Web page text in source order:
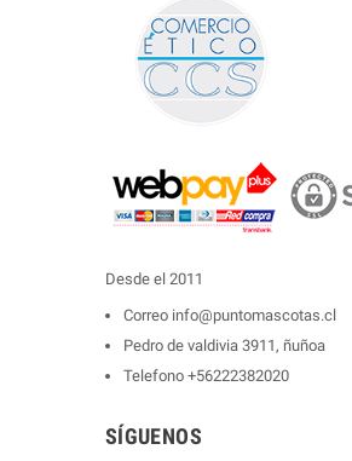
Desde el 2011
Correo info@puntomascotas.cl
Pedro de valdivia 3911, ñuñoa
Telefono +56222382020
SÍGUENOS